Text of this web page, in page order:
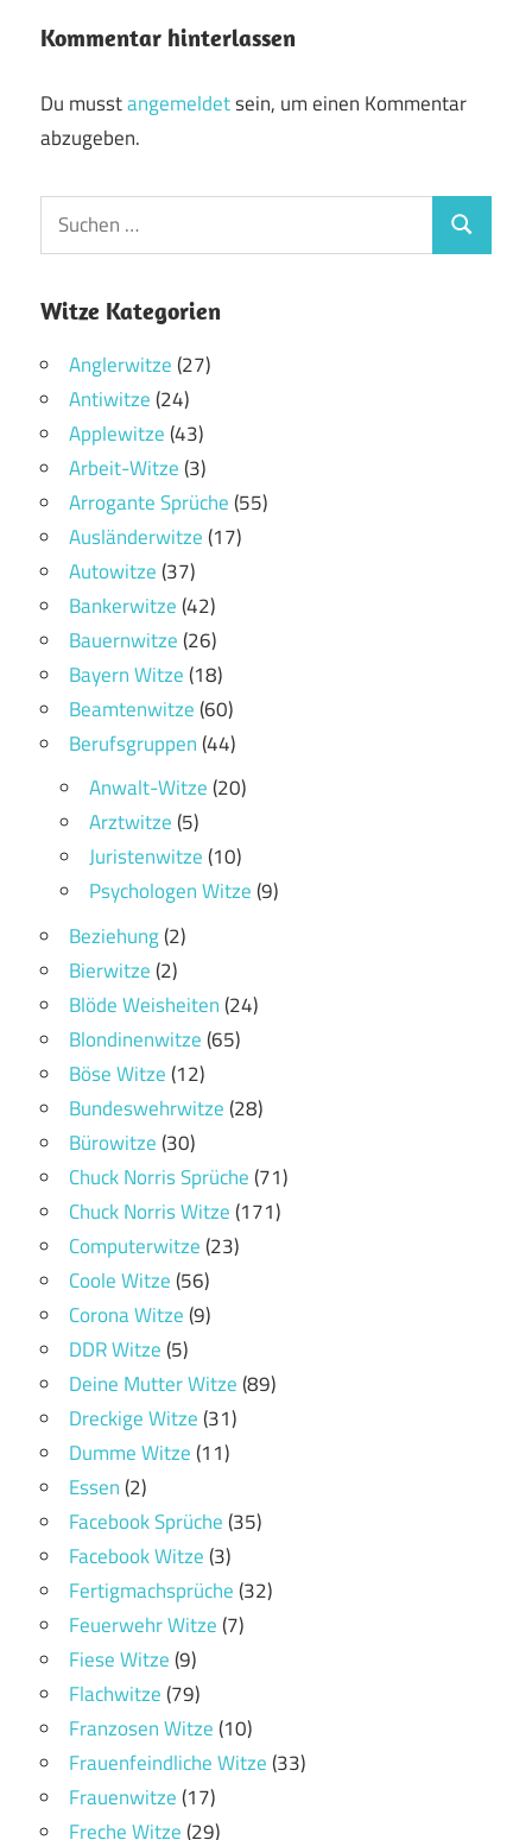
Kommentar hinterlassen
Du musstangemeldetsein, um einen Kommentar
abzugeben.
Witze Kategorien
Anglerwitze(27)
Antiwitze(24)
Applewitze(43)
Arbeit-Witze(3)
Arrogante Sprüche(55)
Ausländerwitze(17)
Autowitze(37)
Bankerwitze(42)
Bauernwitze(26)
Bayern Witze(18)
Beamtenwitze(60)
Berufsgruppen(44)
Anwalt-Witze(20)
Arztwitze(5)
Juristenwitze(10)
Psychologen Witze(9)
Beziehung(2)
Bierwitze(2)
Blöde Weisheiten(24)
Blondinenwitze(65)
Böse Witze(12)
Bundeswehrwitze(28)
Bürowitze(30)
Chuck Norris Sprüche(71)
Chuck Norris Witze(171)
Computerwitze(23)
Coole Witze(56)
Corona Witze(9)
DDR Witze(5)
Deine Mutter Witze(89)
Dreckige Witze(31)
Dumme Witze(11)
Essen(2)
Facebook Sprüche(35)
Facebook Witze(3)
Fertigmachsprüche(32)
Feuerwehr Witze(7)
Fiese Witze(9)
Flachwitze(79)
Franzosen Witze(10)
Frauenfeindliche Witze(33)
Frauenwitze(17)
Freche Witze(29)